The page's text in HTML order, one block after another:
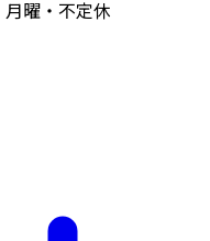
月曜・不定休